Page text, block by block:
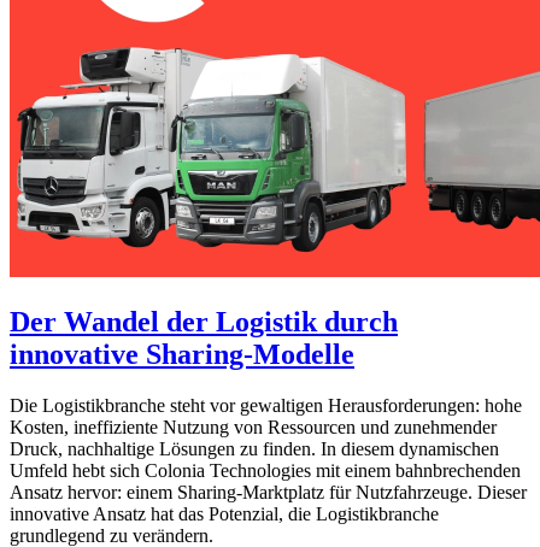
Der Wandel der Logistik durch
innovative Sharing-Modelle
Die Logistikbranche steht vor gewaltigen Herausforderungen: hohe
Kosten, ineffiziente Nutzung von Ressourcen und zunehmender
Druck, nachhaltige Lösungen zu finden. In diesem dynamischen
Umfeld hebt sich Colonia Technologies mit einem bahnbrechenden
Ansatz hervor: einem Sharing-Marktplatz für Nutzfahrzeuge. Dieser
innovative Ansatz hat das Potenzial, die Logistikbranche
grundlegend zu verändern.